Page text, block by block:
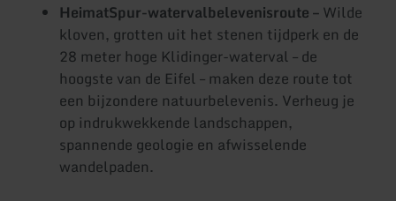
HeimatSpur-watervalbelevenisroute –Wilde
kloven, grotten uit het stenen tijdperk en de
28 meter hoge Klidinger-waterval – de
hoogste van de Eifel – maken deze route tot
een bijzondere natuurbelevenis. Verheug je
op indrukwekkende landschappen,
spannende geologie en afwisselende
wandelpaden.